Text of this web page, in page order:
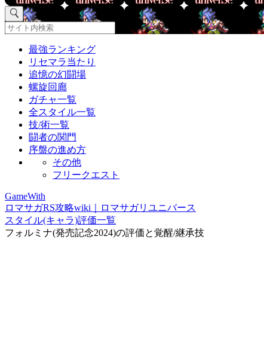
最強ランキング
リセマラ当たり
追憶の幻闘場
螺旋回廊
ガチャ一覧
全スタイル一覧
技/術一覧
闘者の関門
序盤の進め方
その他
フリークエスト
GameWith
ロマサガRS攻略wiki｜ロマサガリユニバース
スタイル(キャラ)評価一覧
フォルミナ(発売記念2024)の評価と覚醒/継承技